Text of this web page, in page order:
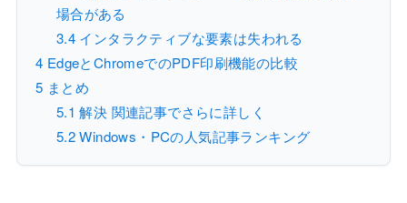
場合がある
3.4インタラクティブな要素は失われる
4 EdgeとChromeでのPDF印刷機能の比較
5 まとめ
5.1 解決 関連記事でさらに詳しく
5.2Windows・PCの人気記事ランキング